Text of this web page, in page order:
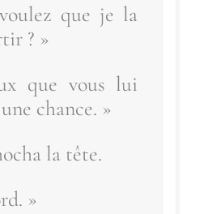
que je la
? »
que vous lui
chance. »
la tête.
»